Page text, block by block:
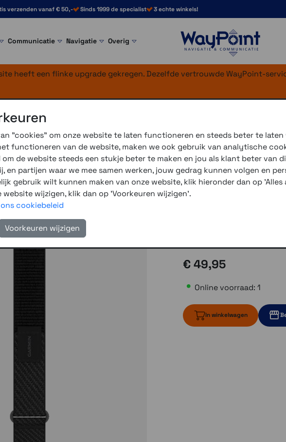
verzenden vanaf € 50,- Sinds 1999 de specialist 3 echte winkels!
Communicatie Navigatie Overig
heeft een flinke upgrade gekregen. Dezelfde vertrouwde WayPoint-
snelsluiting (20 mm)
€ 49,95
Online voorraad: 1
In winkelwagen
"cookies" om onze website te laten functioneren en steeds beter te
functioneren van de website, maken we ook gebruik van analytische
de website steeds een stukje beter te maken en jou als klant beter van
en partijen waar we mee samen werken, jouw gedrag kunnen volgen en
gebruik wilt kunnen maken van onze website, klik hieronder dan op
wijzigen, klik dan op 'Voorkeuren wijzigen'.
cookiebeleid
Voorkeuren wijzigen